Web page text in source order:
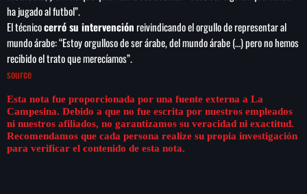
ha jugado al futbol”.
El técnicocerró su intervenciónreivindicando el orgullo de representar al
mundo árabe: “Estoy orgulloso de ser árabe, del mundo árabe (…) pero no hemos
recibido el trato que merecíamos”.
source
Esta nota fue proporcionada por una fuente externa a La
Campesina. Debido a que no fue escrita por nuestros empleados
ni nuestros afiliados, no garantizamos su veracidad ni exactitud.
Recomendamos que cada persona realize su propia investigación
para verificar el contenido de esta nota.